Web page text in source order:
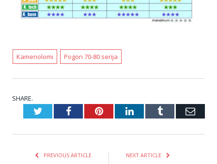
Kamenolomi Pogon 70-80 serija
SHARE.
TwitterFacebookPinterestLinkedInTumblr
PREVIOUS ARTICLE NEXT ARTICLE